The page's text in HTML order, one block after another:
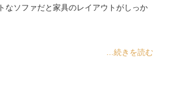
なソファだと家具のレイアウトがしっか
...続きを読む